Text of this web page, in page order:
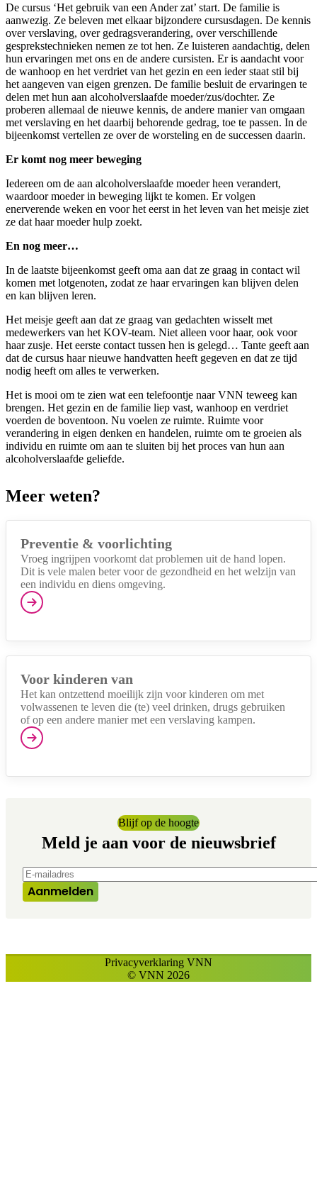
De cursus ‘Het gebruik van een Ander zat’ start. De familie is
aanwezig. Ze beleven met elkaar bijzondere cursusdagen. De kennis
over verslaving, over gedragsverandering, over verschillende
gesprekstechnieken nemen ze tot hen. Ze luisteren aandachtig, delen
hun ervaringen met ons en de andere cursisten. Er is aandacht voor
de wanhoop en het verdriet van het gezin en een ieder staat stil bij
het aangeven van eigen grenzen. De familie besluit de ervaringen te
delen met hun aan alcoholverslaafde moeder/zus/dochter. Ze
proberen allemaal de nieuwe kennis, de andere manier van omgaan
met verslaving en het daarbij behorende gedrag, toe te passen. In de
bijeenkomst vertellen ze over de worsteling en de successen daarin.
Er komt nog meer beweging
Iedereen om de aan alcoholverslaafde moeder heen verandert,
waardoor moeder in beweging lijkt te komen. Er volgen
enerverende weken en voor het eerst in het leven van het meisje ziet
ze dat haar moeder hulp zoekt.
En nog meer…
In de laatste bijeenkomst geeft oma aan dat ze graag in contact wil
komen met lotgenoten, zodat ze haar ervaringen kan blijven delen
en kan blijven leren.
Het meisje geeft aan dat ze graag van gedachten wisselt met
medewerkers van het KOV-team. Niet alleen voor haar, ook voor
haar zusje. Het eerste contact tussen hen is gelegd… Tante geeft aan
dat de cursus haar nieuwe handvatten heeft gegeven en dat ze tijd
nodig heeft om alles te verwerken.
Het is mooi om te zien wat een telefoontje naar VNN teweeg kan
brengen. Het gezin en de familie liep vast, wanhoop en verdriet
voerden de boventoon. Nu voelen ze ruimte. Ruimte voor
verandering in eigen denken en handelen, ruimte om te groeien als
individu en ruimte om aan te sluiten bij het proces van hun aan
alcoholverslaafde geliefde.
Meer weten?
Preventie & voorlichting
Vroeg ingrijpen voorkomt dat problemen uit de hand lopen.
Dit is vele malen beter voor de gezondheid en het welzijn van
een individu en diens omgeving.
Voor kinderen van
Het kan ontzettend moeilijk zijn voor kinderen om met
volwassenen te leven die (te) veel drinken, drugs gebruiken
of op een andere manier met een verslaving kampen.
Blijf op de hoogte
Meld je aan voor de nieuwsbrief
E-mailadres
Aanmelden
© VNN 2026
Privacyverklaring VNN